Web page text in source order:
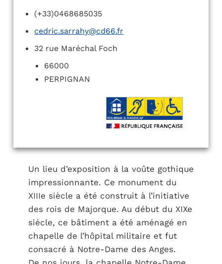
(+33)0468685035
cedric.sarrahy@cd66.fr
32 rue Maréchal Foch
66000
PERPIGNAN
Un lieu d’exposition à la voûte gothique
impressionnante. Ce monument du
XIIIe siècle a été construit à l’initiative
des rois de Majorque. Au début du XIXe
siécle, ce bâtiment a été aménagé en
chapelle de l’hôpital militaire et fut
consacré à Notre-Dame des Anges.